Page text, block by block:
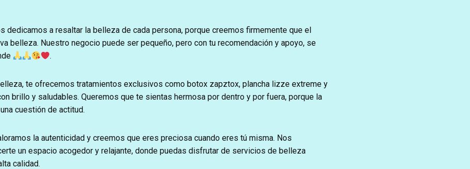
dedicamos a resaltar la belleza de cada persona, porque creemos firmemente que el
belleza. Nuestro negocio puede ser pequeño, pero con tu recomendación y apoyo, se
.
te ofrecemos tratamientos exclusivos como botox zapztox, plancha lizze extreme y
brillo y saludables. Queremos que te sientas hermosa por dentro y por fuera, porque la
cuestión de actitud.
la autenticidad y creemos que eres preciosa cuando eres tú misma. Nos
un espacio acogedor y relajante, donde puedas disfrutar de servicios de belleza
calidad.